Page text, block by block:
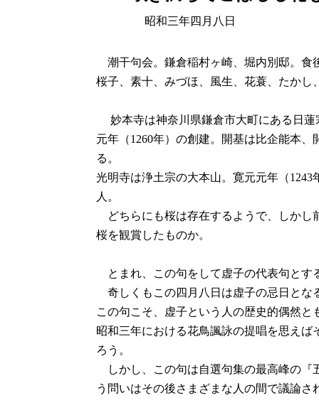
昭和三年四月八日
潮干句会。鎌倉稲村ヶ崎、堀内別邸。食
桜子、素十、みづほ、風生、花蓑、たかし
妙本寺は神奈川県鎌倉市大町にある日蓮
元年（1260年）の創建。開基は比企能本
る。
光明寺は浄土宗の大本山。寛元元年（
人。
どちらにも桜は存在するようで、しかし
桜を観賞したものか。
とまれ、この句をして虚子の代表句とす
奇しくもこの四月八日は虚子の忌日とな
この句こそ、虚子という人の歴史的偶然
昭和三年における花鳥諷詠の提唱を思え
ろう。
しかし、この句は自選句集の最高峰の『
う問いはその後さまざまな人の間で議論さ